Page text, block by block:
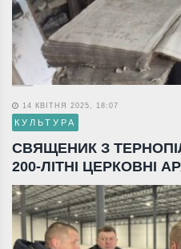
14 КВІТНЯ 2025, 18:07
КУЛЬТУРА
СВЯЩЕНИК З
200-ЛІТНІ ЦЕРКОВНІ